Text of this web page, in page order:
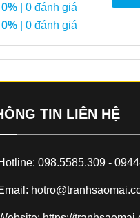
0% | 0 đánh giá
0% | 0 đánh giá
TIN LIÊN HỆ
098.5585.309 -